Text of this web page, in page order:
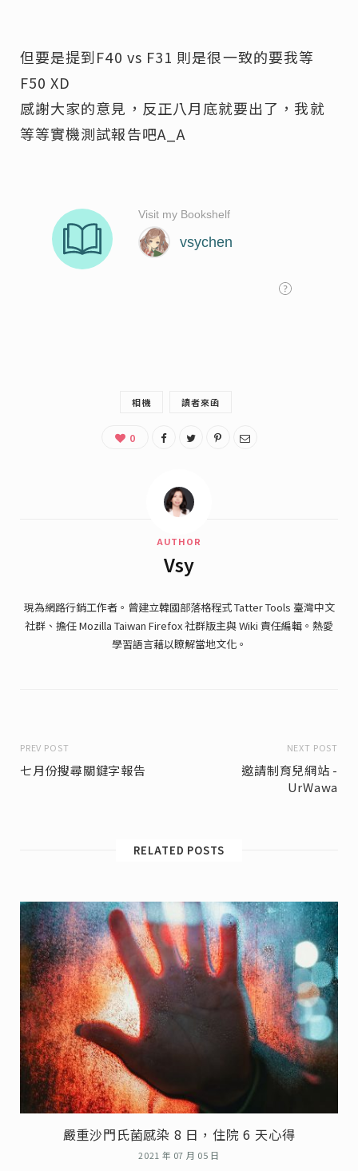
但要是提到F40 vs F31 則是很一致的要我等
F50 XD
感謝大家的意見，反正八月底就要出了，我就
等等實機測試報告吧A_A
相機 讀者來函
0
AUTHOR
Vsy
現為網路行銷工作者。曾建立韓國部落格程式 Tatter Tools 臺灣中文
社群、擔任 Mozilla Taiwan Firefox 社群版主與 Wiki 責任編輯。熱愛
學習語言藉以瞭解當地文化。
PREV POST
七月份搜尋關鍵字報告
NEXT POST
邀請制育兒網站 -
UrWawa
RELATED POSTS
嚴重沙門氏菌感染 8 日，住院 6 天心得
2021 年 07 月 05 日